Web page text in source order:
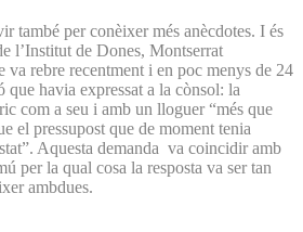
també per conèixer més anècdotes. I és
l’Institut de Dones, Montserrat
va rebre recentment i en poc menys de 24
que havia expressat a la cònsol: la
com a seu i amb un lloguer “més que
el pressupost que de moment tenia
Aquesta demanda va coincidir amb
per la qual cosa la resposta va ser tan
ambdues.